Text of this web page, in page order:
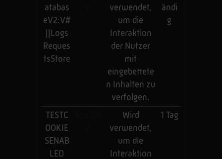
atabas
eV2:V#
||Logs
Reques
tsStore
verwendet,
um die
Interaktion
der Nutzer
mit
eingebettete
n Inhalten zu
verfolgen.
ändi
g
TESTC
OOKIE
SENAB
LED
Wird
verwendet,
um die
Interaktion
1 Tag